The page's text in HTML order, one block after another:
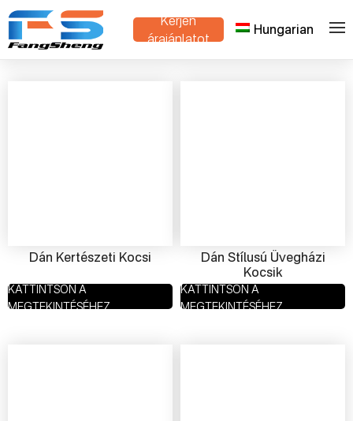
Kérjen
árajánlatot
Hungarian
Otthon > Termékek
Dán Kertészeti Kocsi
KATTINTSON A
MEGTEKINTÉSÉHEZ
Dán Stílusú Üvegházi
Kocsik
KATTINTSON A
MEGTEKINTÉSÉHEZ